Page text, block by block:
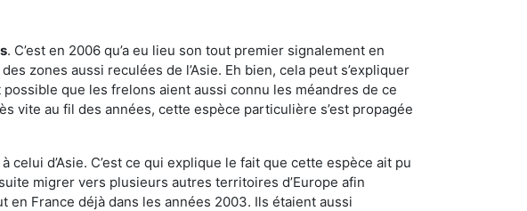
. C’est en 2006 qu’a eu lieu son tout premier signalement en
zones aussi reculées de l’Asie. Eh bien, cela peut s’expliquer
que les frelons aient aussi connu les méandres de ce
vite au fil des années, cette espèce particulière s’est propagée
d’Asie. C’est ce qui explique le fait que cette espèce ait pu
migrer vers plusieurs autres territoires d’Europe afin
France déjà dans les années 2003. Ils étaient aussi